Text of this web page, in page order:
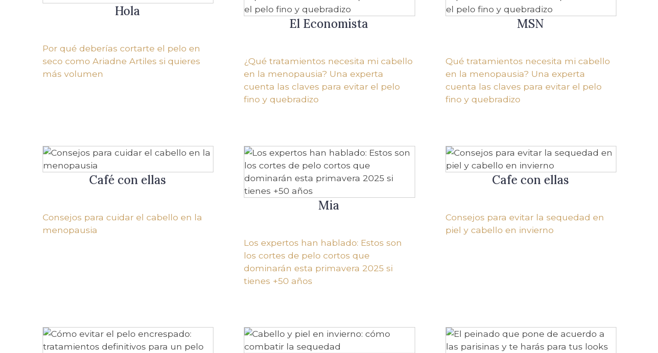
Hola
Por qué deberías cortarte el pelo en
seco como Ariadne Artiles si quieres
más volumen
El Economista
¿Qué tratamientos necesita mi cabello
en la menopausia? Una experta
cuenta las claves para evitar el pelo
fino y quebradizo
MSN
Qué tratamientos necesita mi cabello
en la menopausia? Una experta
cuenta las claves para evitar el pelo
fino y quebradizo
Café con ellas
Consejos para cuidar el cabello en la
menopausia
Mia
Los expertos han hablado: Estos son
los cortes de pelo cortos que
dominarán esta primavera 2025 si
tienes +50 años
Cafe con ellas
Consejos para evitar la sequedad en
piel y cabello en invierno